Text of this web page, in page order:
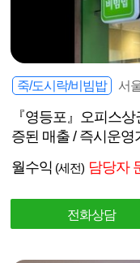
죽/도시락/비빔밥 서
『영등포』오피스
증된 매출 / 즉시운영
월수익 (세전) 담당자
전화상담